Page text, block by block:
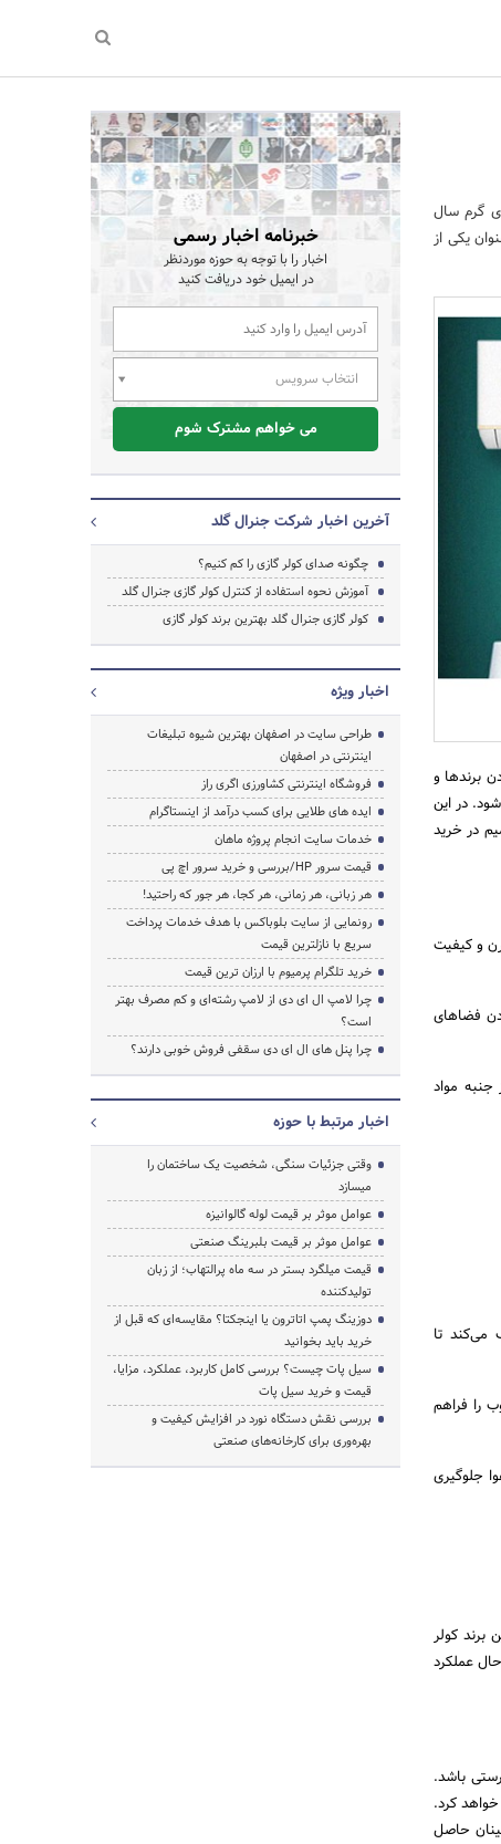
جستجو
گرم سال
یکی از
برندها و
در این
در خرید
و کیفیت
فضاهای
مواد
می‌کند تا
را فراهم
جلوگیری
برند کولر
عملکرد
باشد.
کرد.
حاصل
خبرنامه اخبار رسمی
اخبار را با توجه به حوزه موردنظر
در ایمیل خود دریافت کنید
انتخاب سرویس
می خواهم مشترک شوم
آخرین اخبار شرکت جنرال گلد
چگونه صدای کولر گازی را کم کنیم؟
آموزش نحوه استفاده از کنترل کولر گازی جنرال گلد
کولر گازی جنرال گلد بهترین برند کولر گازی
اخبار ویژه
طراحی سایت در اصفهان بهترین شیوه تبلیغات
اینترنتی در اصفهان
فروشگاه اینترنتی کشاورزی اگری راز
ایده های طلایی برای کسب درآمد از اینستاگرام
خدمات سایت انجام پروژه ماهان
قیمت سرور HP/بررسی و خرید سرور اچ پی
هر زبانی، هر زمانی، هر کجا، هر جور که راحتید!
رونمایی از سایت بلوباکس با هدف خدمات پرداخت
سریع با نازلترین قیمت
خرید تلگرام پرمیوم با ارزان ترین قیمت
چرا لامپ ال ای دی از لامپ رشته‌ای و کم مصرف بهتر
است؟
چرا پنل های ال ای دی سقفی فروش خوبی دارند؟
اخبار مرتبط با حوزه
وقتی جزئیات سنگی، شخصیت یک ساختمان را
میسازد
عوامل موثر بر قیمت لوله گالوانیزه
عوامل موثر بر قیمت بلبرینگ صنعتی
قیمت میلگرد بستر در سه ماه پرالتهاب؛ از زبان
تولیدکننده
دوزینگ پمپ اتاترون یا اینجکتا؟ مقایسه‌ای که قبل از
خرید باید بخوانید
سیل پات چیست؟ بررسی کامل کاربرد، عملکرد، مزایا،
قیمت و خرید سیل پات
بررسی نقش دستگاه نورد در افزایش کیفیت و
بهره‌وری برای کارخانه‌های صنعتی